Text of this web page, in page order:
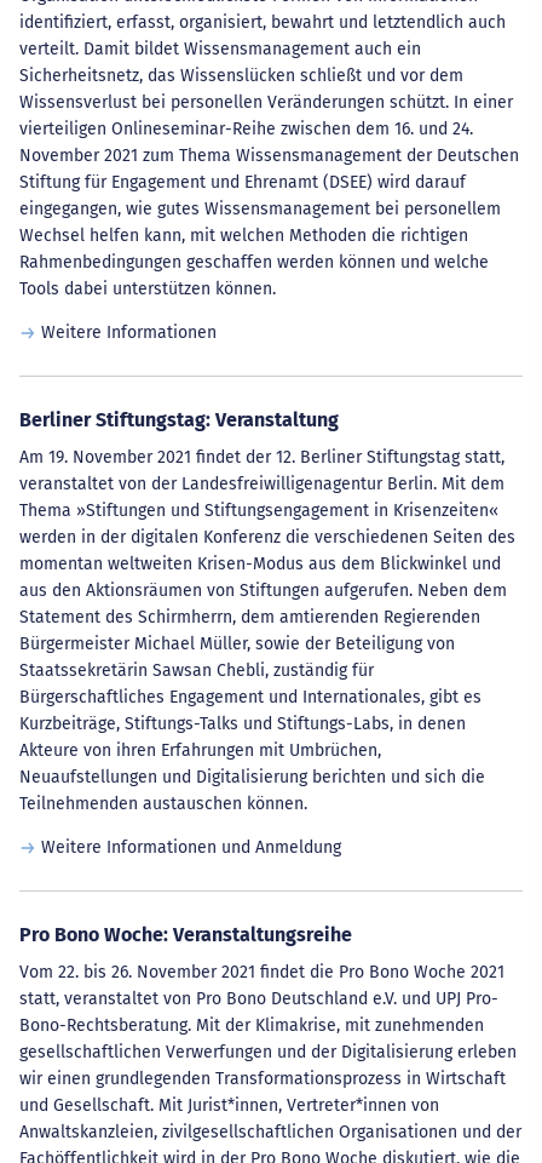
identifiziert, erfasst, organisiert, bewahrt und letztendlich auch
verteilt. Damit bildet Wissensmanagement auch ein
Sicherheitsnetz, das Wissenslücken schließt und vor dem
Wissensverlust bei personellen Veränderungen schützt. In einer
vierteiligen Onlineseminar-Reihe zwischen dem 16. und 24.
November 2021 zum Thema Wissensmanagement der Deutschen
Stiftung für Engagement und Ehrenamt (DSEE) wird darauf
eingegangen, wie gutes Wissensmanagement bei personellem
Wechsel helfen kann, mit welchen Methoden die richtigen
Rahmenbedingungen geschaffen werden können und welche
Tools dabei unterstützen können.
Weitere Informationen
Berliner Stiftungstag: Veranstaltung
Am 19. November 2021 findet der 12. Berliner Stiftungstag statt,
veranstaltet von der Landesfreiwilligenagentur Berlin. Mit dem
Thema »Stiftungen und Stiftungsengagement in Krisenzeiten«
werden in der digitalen Konferenz die verschiedenen Seiten des
momentan weltweiten Krisen-Modus aus dem Blickwinkel und
aus den Aktionsräumen von Stiftungen aufgerufen. Neben dem
Statement des Schirmherrn, dem amtierenden Regierenden
Bürgermeister Michael Müller, sowie der Beteiligung von
Staatssekretärin Sawsan Chebli, zuständig für
Bürgerschaftliches Engagement und Internationales, gibt es
Kurzbeiträge, Stiftungs-Talks und Stiftungs-Labs, in denen
Akteure von ihren Erfahrungen mit Umbrüchen,
Neuaufstellungen und Digitalisierung berichten und sich die
Teilnehmenden austauschen können.
Weitere Informationen und Anmeldung
Pro Bono Woche: Veranstaltungsreihe
Vom 22. bis 26. November 2021 findet die Pro Bono Woche 2021
statt, veranstaltet von Pro Bono Deutschland e.V. und UPJ Pro-
Bono-Rechtsberatung. Mit der Klimakrise, mit zunehmenden
gesellschaftlichen Verwerfungen und der Digitalisierung erleben
wir einen grundlegenden Transformationsprozess in Wirtschaft
und Gesellschaft. Mit Jurist*innen, Vertreter*innen von
Anwaltskanzleien, zivilgesellschaftlichen Organisationen und der
Fachöffentlichkeit wird in der Pro Bono Woche diskutiert, wie die